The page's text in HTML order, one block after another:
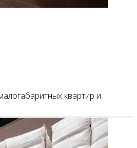
квартир и